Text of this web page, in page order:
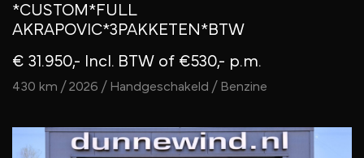
*CUSTOM*FULL
AKRAPOVIC*3PAKKETEN*BTW
€ 31.950,- Incl. BTW of €530,- p.m.
430 km / 2026 / Handgeschakeld / Benzine